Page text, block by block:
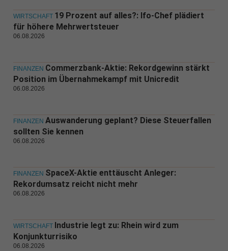
WIRTSCHAFT 19 Prozent auf alles?: Ifo-Chef plädiert
für höhere Mehrwertsteuer
06.08.2026
FINANZEN Commerzbank-Aktie: Rekordgewinn stärkt
Position im Übernahmekampf mit Unicredit
06.08.2026
FINANZEN Auswanderung geplant? Diese Steuerfallen
sollten Sie kennen
06.08.2026
FINANZEN SpaceX-Aktie enttäuscht Anleger:
Rekordumsatz reicht nicht mehr
06.08.2026
WIRTSCHAFT Industrie legt zu: Rhein wird zum
Konjunkturrisiko
06.08.2026